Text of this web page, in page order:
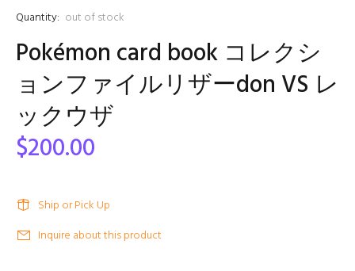
Quantity: out of stock
Pokémon card book コレクシ
ョンファイルリザーdon VS レ
ックウザ
$200.00
Ship or Pick Up
Inquire about this product